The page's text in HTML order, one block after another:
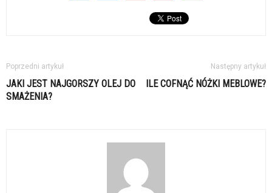
Poprzedni artykuł
JAKI JEST NAJGORSZY OLEJ DO
SMAŻENIA?
Następny artykuł
ILE COFNĄĆ NÓŻKI MEBLOWE?